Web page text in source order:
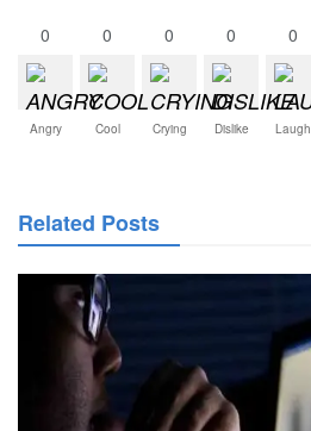
0
Angry
0
Cool
0
Crying
0
Dislike
0
Laugh
Related Posts